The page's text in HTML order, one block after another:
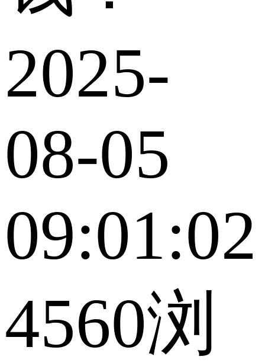
2025-
08-05
09:01:02
4560浏